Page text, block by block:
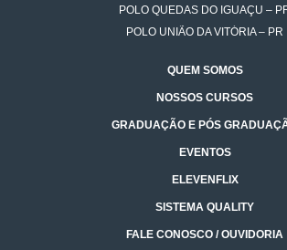
POLO QUEDAS DO IGUAÇU –
POLO UNIÃO DA VITÓRIA – PR
QUEM SOMOS
NOSSOS CURSOS
GRADUAÇÃO E PÓS
EVENTOS
ELEVENFLIX
SISTEMA QUALITY
FALE CONOSCO / OUVIDORIA